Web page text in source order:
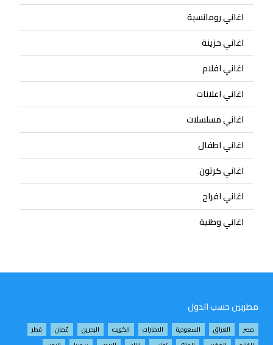
اغاني رومانسية
اغاني حزينة
اغاني افلام
اغاني اعلانات
اغاني مسلسلات
اغاني اطفال
اغاني كرتون
اغاني افراح
اغاني وطنية
مطربين حسب الدول
مصر العراق السعودية الامارات الكويت البحرين عُمان
قطر